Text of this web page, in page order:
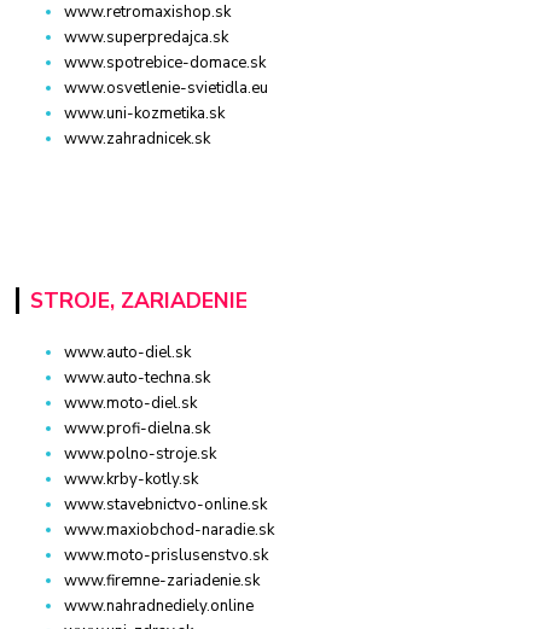
www.retromaxishop.sk
www.superpredajca.sk
www.spotrebice-domace.sk
www.osvetlenie-svietidla.eu
www.uni-kozmetika.sk
www.zahradnicek.sk
STROJE, ZARIADENIE
www.auto-diel.sk
www.auto-techna.sk
www.moto-diel.sk
www.profi-dielna.sk
www.polno-stroje.sk
www.krby-kotly.sk
www.stavebnictvo-online.sk
www.maxiobchod-naradie.sk
www.moto-prislusenstvo.sk
www.firemne-zariadenie.sk
www.nahradnediely.online